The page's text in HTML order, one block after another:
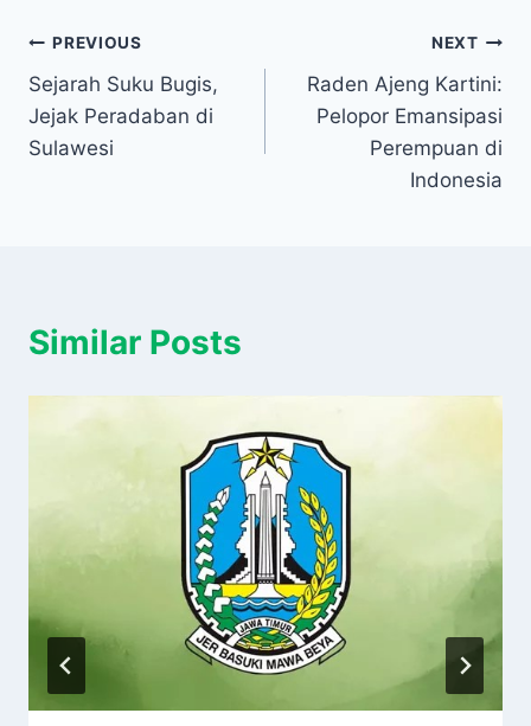
Navigasi
pos
PREVIOUS
Sejarah Suku Bugis,
Jejak Peradaban di
Sulawesi
NEXT
Raden Ajeng Kartini:
Pelopor Emansipasi
Perempuan di
Indonesia
Similar Posts